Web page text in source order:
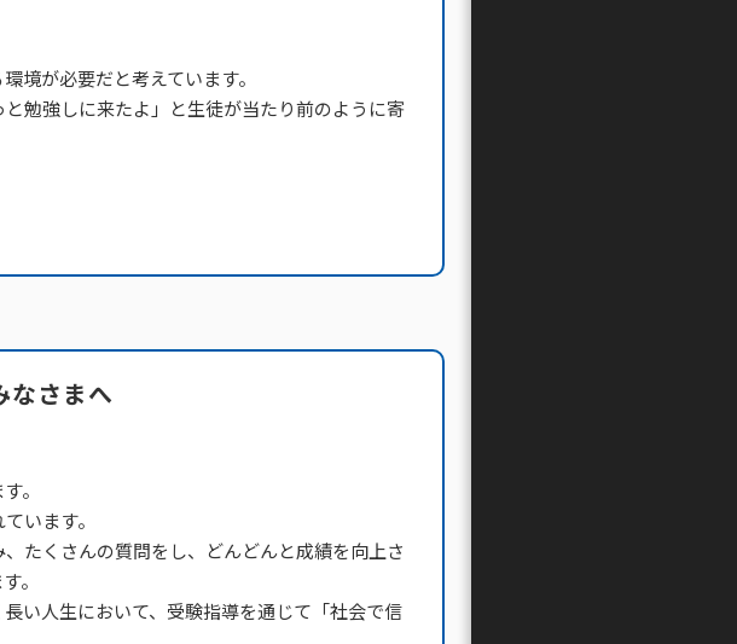
境が必要だと考えています。
勉強しに来たよ」と生徒が当たり前のように寄
なさまへ
。
います。
たくさんの質問をし、どんどんと成績を向上さ
。
い人生において、受験指導を通じて「社会で信